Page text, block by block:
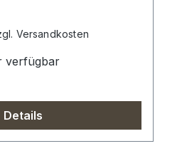
Versandkosten
verfügbar
Details